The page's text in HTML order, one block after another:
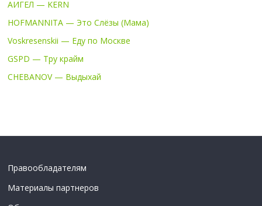
АИГЕЛ — KERN
HOFMANNITA — Это Слёзы (Мама)
Voskresenskii — Еду по Москве
GSPD — Тру крайм
CHEBANOV — Выдыхай
Правообладателям
Материалы партнеров